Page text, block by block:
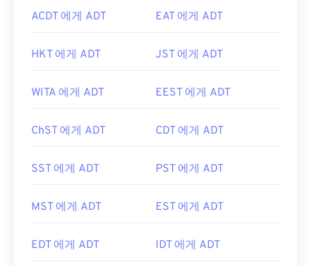
ACDT 에게 ADT EAT 에게 ADT
HKT 에게 ADT JST 에게 ADT
WITA 에게 ADT EEST 에게 ADT
ChST 에게 ADT CDT 에게 ADT
SST 에게 ADT PST 에게 ADT
MST 에게 ADT EST 에게 ADT
EDT 에게 ADT IDT 에게 ADT